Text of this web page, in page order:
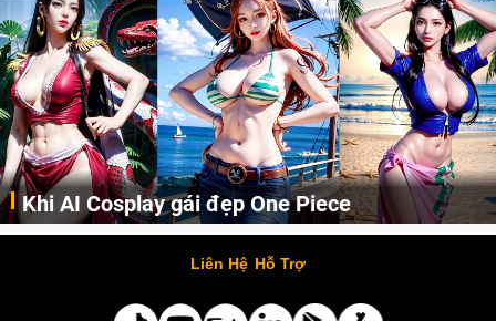
Khi AI Cosplay gái đẹp One Piece
Những cô nàng nóng bỏng Boa Hancock, Nico Robin, Nami, Yamato hay Perona được AI vẽ lại dưới hình thức Cosplay cực kỳ chuẩn chỉnh.
Liên Hệ Hỗ Trợ